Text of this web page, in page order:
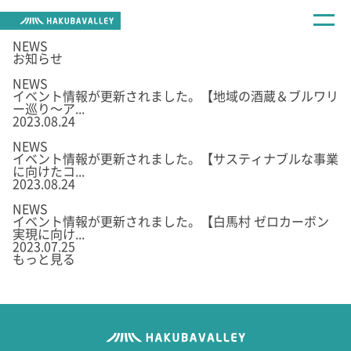
NEWS
お知らせ
NEWS
イベント情報が更新されました。【地域の酒蔵＆ブルワリ
ー巡り～ア...
2023.08.24
NEWS
イベント情報が更新されました。【サスティナブルな事業
に向けたコ...
2023.08.24
NEWS
イベント情報が更新されました。【白馬村 ゼロカーボン
実現に向け...
2023.07.25
もっと見る